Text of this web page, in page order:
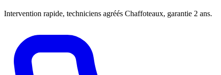
Intervention rapide, techniciens agréés Chaffoteaux, garantie 2 ans.